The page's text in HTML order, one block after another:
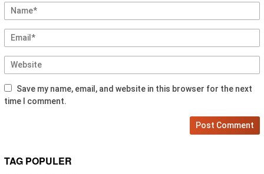
Save my name, email, and website in this browser for the next
time I comment.
TAG POPULER